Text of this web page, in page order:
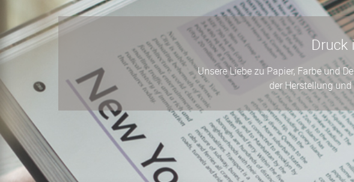
Druck
Unsere Liebe zu Papier, Farbe und
der Herstellung